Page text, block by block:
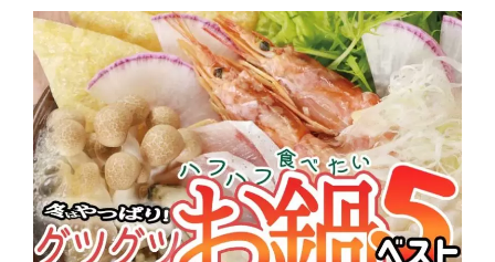
、
カ
タ
ウ
オ
、
カ
ツ
オ
、
ヘ
ル
シ
ー
ゴ
リ
ー
l
o
g
、
メ
ニ
ュ
ー
、
季
節
、
秋
、